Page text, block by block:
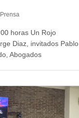
horas Un Rojo
Diaz, invitados Pablo
Abogados